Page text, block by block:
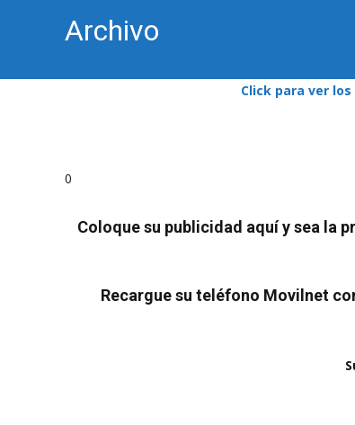
Archivo
Click para ver los
0
Coloque su publicidad aquí y sea la
Recargue su teléfono Movilnet